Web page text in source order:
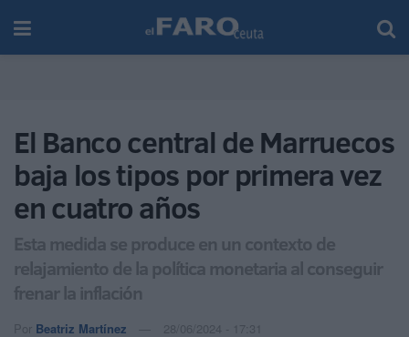
El Banco central de Marruecos
baja los tipos por primera vez
en cuatro años
Esta medida se produce en un contexto de
relajamiento de la política monetaria al conseguir
frenar la inflación
Por Beatriz Martínez 28/06/2024 - 17:31